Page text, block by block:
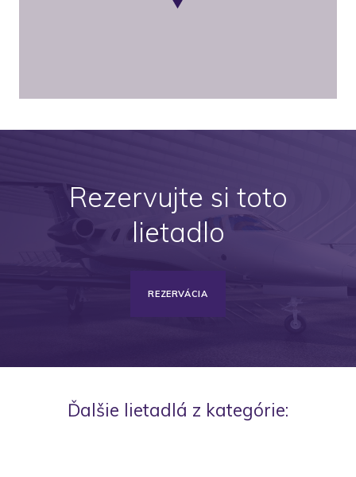
Rezervujte si toto
lietadlo
REZERVÁCIA
Ďalšie lietadlá z kategórie: